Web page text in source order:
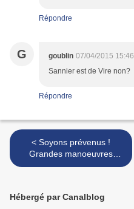
Répondre
G goublin 07/04/2015 15:46
Sannier est de Vire non?
Répondre
< Soyons prévenus !
Grandes manoeuvres
ferroviaires en Normandie?
Hébergé par Canalblog